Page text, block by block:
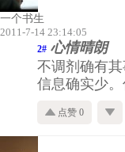
一个书生
2011-7-14 23:14:05
2# 心情晴朗
不调剂确有
信息确实少
点赞 0